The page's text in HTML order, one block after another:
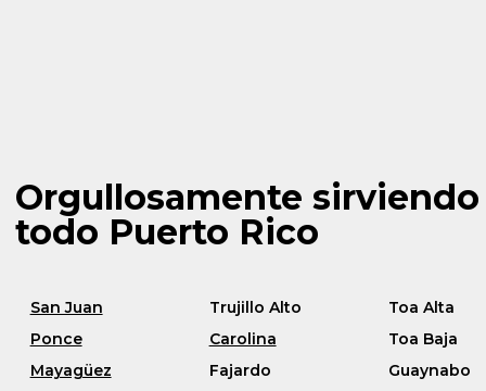
Orgullosamente sirviendo
todo Puerto Rico
San Juan
Ponce
Mayagüez
Trujillo Alto
Carolina
Fajardo
Toa Alta
Toa Baja
Guaynabo